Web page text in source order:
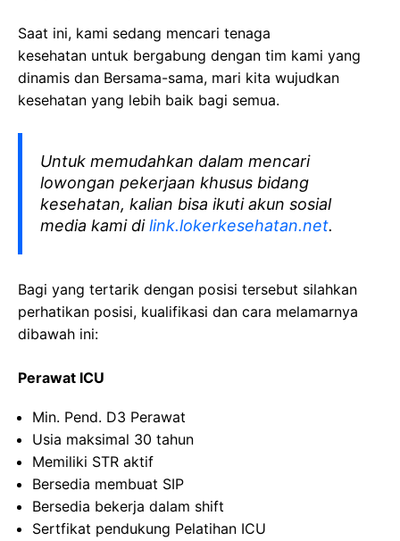
Saat ini, kami sedang mencari tenaga
kesehatan untuk bergabung dengan tim kami yang
dinamis dan Bersama-sama, mari kita wujudkan
kesehatan yang lebih baik bagi semua.
Untuk memudahkan dalam mencari
lowongan pekerjaan khusus bidang
kesehatan, kalian bisa ikuti akun sosial
media kami dilink.lokerkesehatan.net.
Bagi yang tertarik dengan posisi tersebut silahkan
perhatikan posisi, kualifikasi dan cara melamarnya
dibawah ini:
Perawat ICU
Min. Pend. D3 Perawat
Usia maksimal 30 tahun
Memiliki STR aktif
Bersedia membuat SIP
Bersedia bekerja dalam shift
Sertfikat pendukung Pelatihan ICU